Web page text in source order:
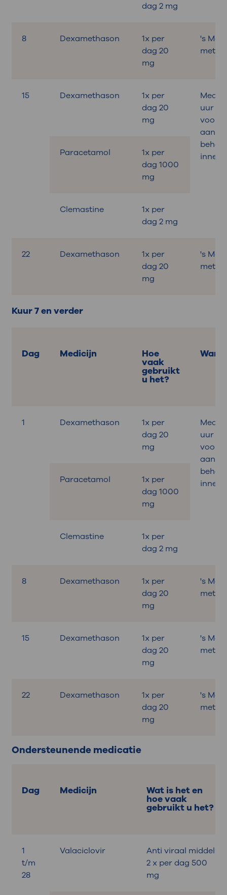
dag 2 mg
8 Dexamethason
1x per
dag 20
mg
's
met
15 Dexamethason
1x per
dag 20
mg
uur
aan de
Paracetamol
1x per
dag 1000
mg
Clemastine
1x per
dag 2 mg
22 Dexamethason
1x per
dag 20
mg
's
met
Kuur 7 en verder
Dag Medicijn Hoe
vaak
gebruikt
u het?
1 Dexamethason
1x per
dag 20
mg
uur
aan de
Paracetamol
1x per
dag 1000
mg
Clemastine
1x per
dag 2 mg
8 Dexamethason
1x per
dag 20
mg
's
met
15 Dexamethason
1x per
dag 20
mg
's
met
22 Dexamethason
1x per
dag 20
mg
's
met
Ondersteunende medicatie
Dag Medicijn Wat is het en
hoe vaak
gebruikt u het?
1
t/m
28
Valaciclovir
Anti viraal middel:
2 x per dag 500
mg